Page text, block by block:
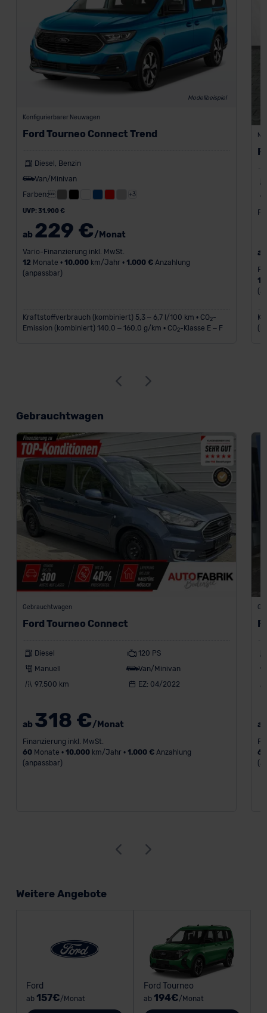
Modellbeispiel
Konfigurierbarer Neuwagen
Ford Tourneo Connect Trend
Diesel, Benzin
Van/Minivan
Farben:
+3
UVP: 31.900 €
ab 229 €/Monat
Vario-Finanzierung inkl. MwSt.
12 Monate • 10.000km/Jahr • 1.000 €Anzahlung
(anpassbar)
Kraftstoffverbrauch (kombiniert) 5,3 – 6,7 l/100 km • CO2-
Emission (kombiniert) 140,0 – 160,0 g/km • CO2-Klasse E – F
18
Gebrauchtwagen
Gebrauchtwagen
Ford Tourneo Connect
Diesel
120 PS
Manuell
Van/Minivan
97.500 km
EZ: 04/2022
ab 318 €/Monat
Finanzierung inkl. MwSt.
60Monate • 10.000km/Jahr • 1.000 €Anzahlung
(anpassbar)
60
Weitere Angebote
Ford
ab 157€/Monat
Ford Tourneo
ab 194€/Monat